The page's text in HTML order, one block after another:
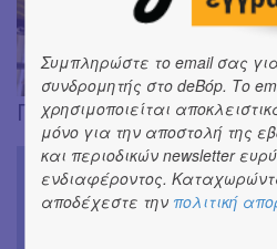
Γιώργος Κουκόπουλος
Συμπληρώστε το email σας
συνδρομητής στο deBόp. Το
χρησιμοποιείται
μόνο για την αποστολή της
και περιοδικών newsletter
ενδιαφέροντος.
αποδέχεστε την πολιτική